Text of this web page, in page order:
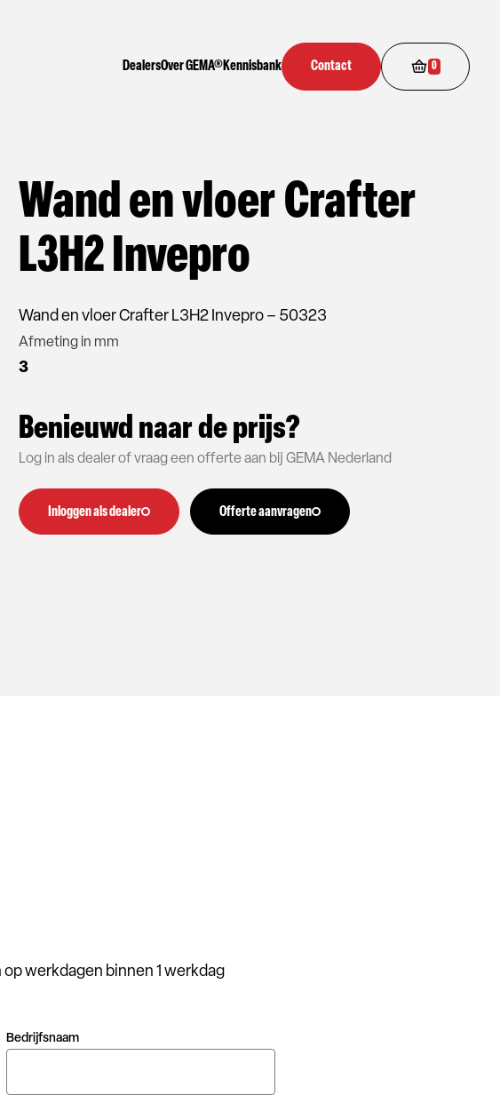
DealersOver GEMA®Kennisbank Contact 0
Wand en vloer Crafter
L3H2 Invepro
Wand en vloer Crafter L3H2 Invepro – 50323
Afmeting in mm
3
Benieuwd naar de prijs?
Log in als dealer of vraag een offerte aan bij GEMA Nederland
Inloggen als dealer Offerte aanvragen
werkdagen binnen 1 werkdag
Bedrijfsnaam